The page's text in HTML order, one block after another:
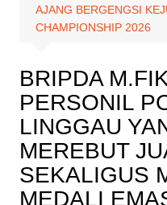
AJANG BERGENGSI
CHAMPIONSHIP 2026
BRIPDA
PERSONIL
LINGGAU
MEREBUT
SEKALIGUS
MEDALI